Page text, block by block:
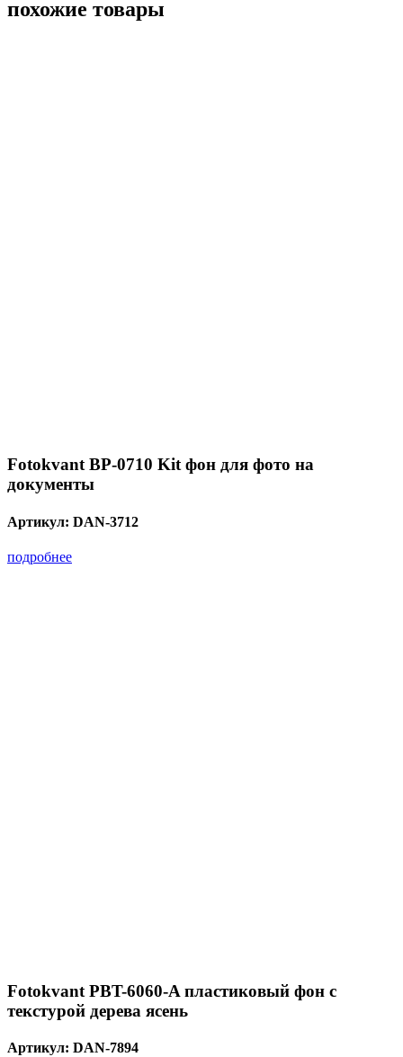
похожие товары
Fotokvant BP-0710 Kit фон для фото на
документы
Артикул: DAN-3712
подробнее
Fotokvant PBT-6060-A пластиковый фон с
текстурой дерева ясень
Артикул: DAN-7894